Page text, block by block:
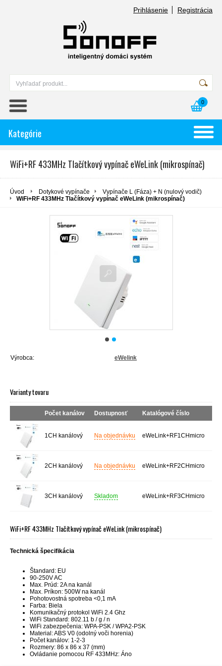
Prihlásenie Registrácia
0
Kategórie
WiFi+RF 433MHz Tlačítkový vypínač eWeLink (mikrospínač)
Úvod Dotykové vypínače
Vypínače L (Fáza) + N (nulový vodič)
WiFi+RF 433MHz Tlačítkový vypínač eWeLink (mikrospínač)
Výrobca: eWelink
Varianty tovaru
Počet kanálov Dostupnosť Katalógové číslo
1CH kanálový Na objednávku eWeLink+RF1CHmicro
2CH kanálový Na objednávku eWeLink+RF2CHmicro
3CH kanálový Skladom eWeLink+RF3CHmicro
WiFi+RF 433MHz Tlačítkový vypínač eWeLink (mikrospínač)
Technická špecifikácia
Štandard: EU
90-250VAC
Max. Prúd : 2A na kanál
Max. Príkon: 500W na kanál
Pohotovostná spotreba <0,1 mA
Farba: Biela
Komunikačný protokol WiFi 2.4 Ghz
WiFi Standard : 802.11 b / g / n
WiFi zabezpečenia: WPA-PSK / WPA2-PSK
Material :ABS V0 (odolný voči horenia)
Počet kanálov: 1-2-3
Rozmery: 86 x 86 x 37 (mm)
Ovládanie pomocou RF 433MHz: Áno